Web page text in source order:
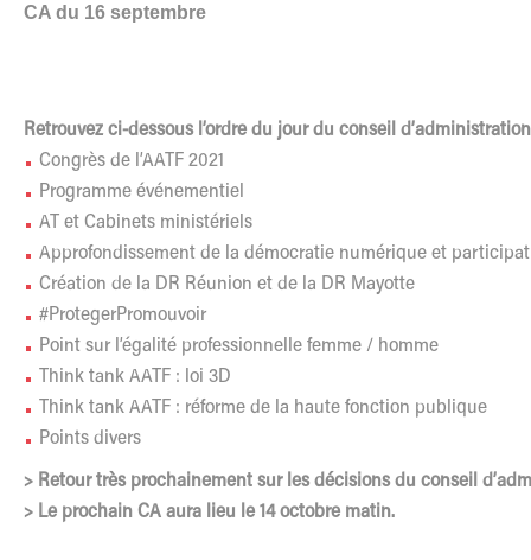
CA du 16 septembre
Retrouvez ci-dessous l’ordre du jour du conseil
Congrès de l’AATF 2021
Programme événementiel
AT et Cabinets ministériels
Approfondissement de la démocratie numérique et
Création de la DR Réunion et de la DR Mayotte
#ProtegerPromouvoir
Point sur l’égalité professionnelle femme / homme
Think tank AATF : loi 3D
Think tank AATF : réforme de la haute fonction publique
Points divers
> Retour très prochainement sur les décisions du conseil
> Le prochain CA aura lieu le 14 octobre matin.